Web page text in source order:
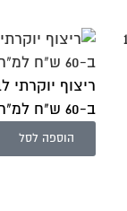
ב-60 ש"ח למ"ר! 709
הוספה לסל